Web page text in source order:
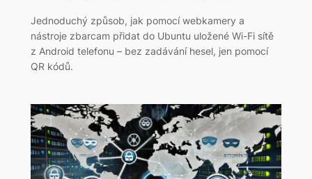
Jednoduchý způsob, jak pomocí webkamery a
nástroje zbarcam přidat do Ubuntu uložené Wi-Fi sítě
z Android telefonu – bez zadávání hesel, jen pomocí
QR kódů.